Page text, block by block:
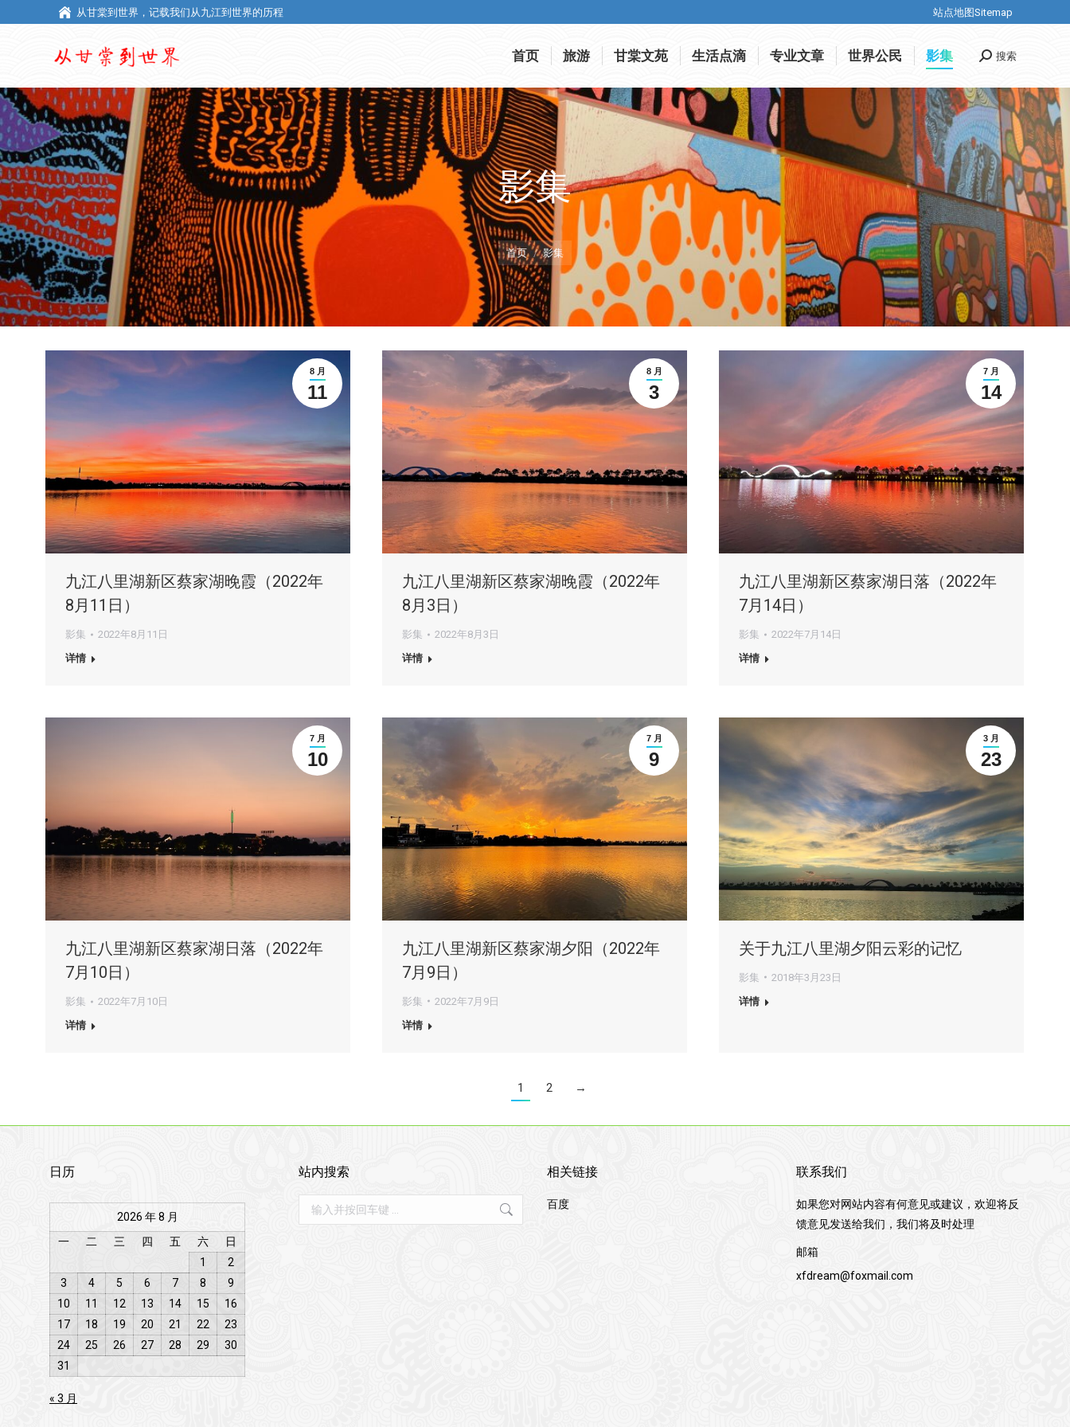
从甘棠到世界，记载我们从九江到世界的历程 站点地图Sitemap
首页 旅游 甘棠文苑 生活点滴 专业文章 世界公民 影集
搜 搜索
影集
您在这里：
首页 影集
8 月
11
九江八里湖新区蔡家湖晚霞（2022年
8月11日）
影集
2022年8月11日
详情
8 月
3
九江八里湖新区蔡家湖晚霞（2022年
8月3日）
影集
2022年8月3日
详情
7 月
14
九江八里湖新区蔡家湖日落（2022年
7月14日）
影集
2022年7月14日
详情
7 月
10
九江八里湖新区蔡家湖日落（2022年
7月10日）
影集
2022年7月10日
详情
7 月
9
九江八里湖新区蔡家湖夕阳（2022年
7月9日）
影集
2022年7月9日
详情
3 月
23
关于九江八里湖夕阳云彩的记忆
影集
2018年3月23日
详情
1 2 →
日历
2026 年 8 月
一
二 三 四 五 六
日
1
2
3
4 5 6 7 8
9
10
11 12 13 14 15
16
17
18 19 20 21 22
23
24
25 26 27 28 29
30
31
« 3 月
站内搜索
索
相关链接
百度
联系我们
如果您对网站内容有何意见或建议，欢迎将反
馈意见发送给我们，我们将及时处理
邮箱
xfdream@foxmail.com
从甘棠到世界，记载我们从九江到世界的历程 站点地图Sitemap
首页 旅游 甘棠文苑 生活点滴 专业文章 世界公民 影集
搜 搜索